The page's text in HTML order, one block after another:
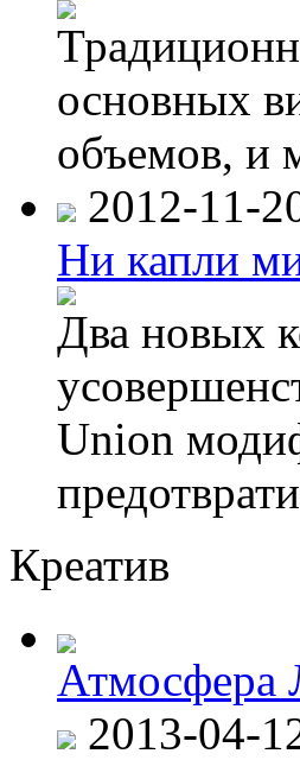
основных
объемов, и
2012-11-
Ни капли
Два новых
Union
Креатив
Атмосфера
2013-04-